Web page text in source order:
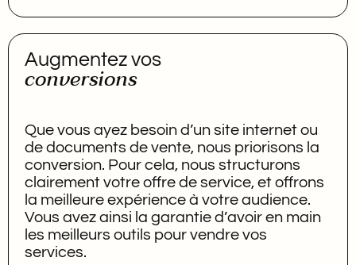
Augmentez vos
conversions
Que vous ayez besoin d’un site internet ou
de documents de vente, nous priorisons la
conversion. Pour cela, nous structurons
clairement votre offre de service, et offrons
la meilleure expérience à votre audience.
Vous avez ainsi la garantie d’avoir en main
les meilleurs outils pour vendre vos
services.